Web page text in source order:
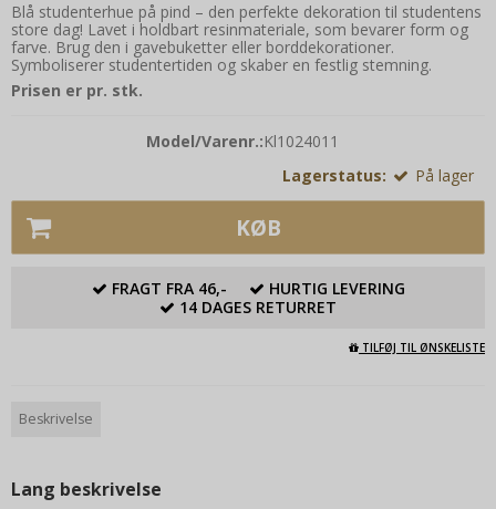
Blå studenterhue på pind – den perfekte dekoration til studentens
store dag! Lavet i holdbart resinmateriale, som bevarer form og
farve. Brug den i gavebuketter eller borddekorationer.
Symboliserer studentertiden og skaber en festlig stemning.
Prisen er pr. stk.
Model/Varenr.:Kl1024011
Lagerstatus:
På lager
KØB
FRAGT FRA 46,-
HURTIG LEVERING
14 DAGES RETURRET
TILFØJ TIL ØNSKELISTE
Beskrivelse
Lang beskrivelse